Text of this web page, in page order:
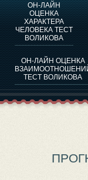
ОН-ЛАЙН
ОЦЕНКА
ХАРАКТЕРА
ЧЕЛОВЕКА ТЕСТ
ВОЛИКОВА
ОН-ЛАЙН ОЦЕНКА
ТЕСТ ВОЛИКОВА
ОЦЕНКА
ТЕСТ